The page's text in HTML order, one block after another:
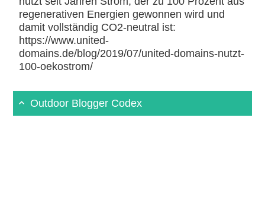
regenerativen Energien gewonnen wird und
damit vollständig CO2-neutral ist:
https://www.united-
domains.de/blog/2019/07/united-domains-nutzt-
100-oekostrom/
Outdoor Blogger Codex